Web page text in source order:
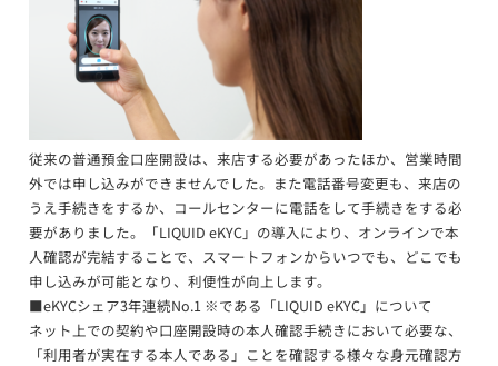
従来の普通預金口座開設は、来店する必要があったほか、営業時間
外では申し込みができませんでした。また電話番号変更も、来店の
うえ手続きをするか、コールセンターに電話をして手続きをする必
要がありました。「LIQUID eKYC」の導入により、オンラインで本
人確認が完結することで、スマートフォンからいつでも、どこでも
申し込みが可能となり、利便性が向上します。
■eKYCシェア3年連続No.1 ※である「LIQUID eKYC」について
ネット上での契約や口座開設時の本人確認手続きにおいて必要な、
「利用者が実在する本人である」ことを確認する様々な身元確認方